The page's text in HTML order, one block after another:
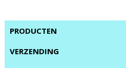
PRODUCTEN
VERZENDING